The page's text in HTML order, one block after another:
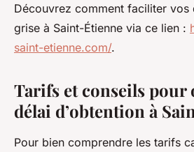
Découvrez comment faciliter vos
grise à Saint-Étienne via ce lien :
saint-etienne.com/.
Tarifs et conseils pour
délai d’obtention à
Pour bien comprendre les tarifs